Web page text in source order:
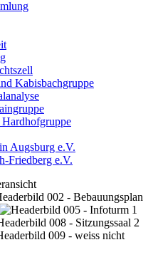
Kabisbachgruppe
Hardhofgruppe
Augsburg e.V.
Friedberg e.V.